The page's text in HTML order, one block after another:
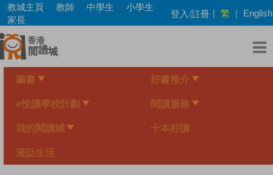
Skip
main
content
教城主頁 教師 中學生
小學生
家長
登入/註冊 | 繁 | English
圖書 好書推介
e悅讀學校計劃 閱讀服務
我的閱讀城 十本好讀
漫話生活